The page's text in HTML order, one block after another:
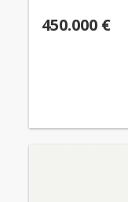
450.000 €